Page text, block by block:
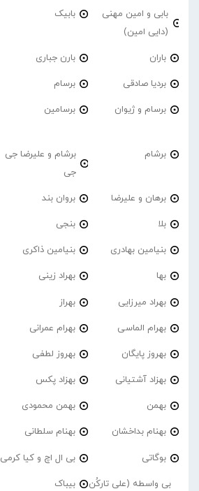
بابی و امین مهنی
(دایی امین)
بابیک
باران بارن جباری
بردیا صادقی برسام
برسام و ژیوان برسامین
برشام
برشام و علیرضا جی
جی
برهان و علیرضا بروان بند
بلا بنجی
بنیامین بهادری بنیامین ذاکری
بها بهراد زینی
بهراد میرزایی بهراز
بهرام الماسی بهرام عمرانی
بهروز پایگان بهروز لطفی
بهزاد آشتیانی بهزاد پکس
بهمن بهمن محمودی
بهنام بداخشان بهنام سلطانی
بوگاتی بی ال اچ و کیا کرمی
بی واسطه (علی تارکُن
بیباک